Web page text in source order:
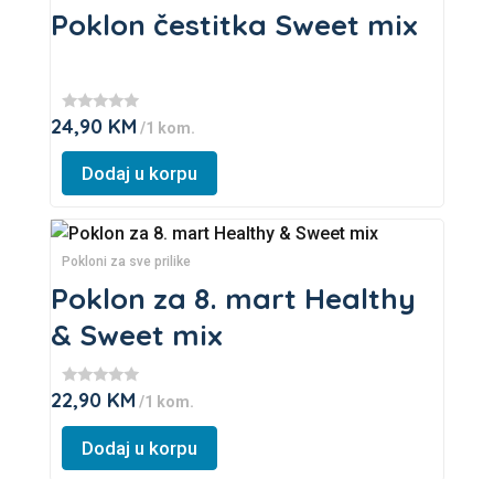
product
Poklon čestitka Sweet mix
★
★
★
24,90 KM /1 kom.
has
The
options
may
be
chosen
on
product
page
Dodaj u korpu
Pokloni za sve prilike
Poklon za 8. mart Healthy
& Sweet mix
★
★
★
22,90 KM /1 kom.
This
product
has
variants.
The
options
may
be
Dodaj u korpu